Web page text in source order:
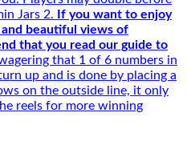
đồng
hành
của
game
thủ
mùa
giải
Jars 2.
If you want to enjoy
beautiful views of
that you read our guide to
that 1 of 6 numbers in
up and is done by placing a
on the outside line, it only
reels for more winning